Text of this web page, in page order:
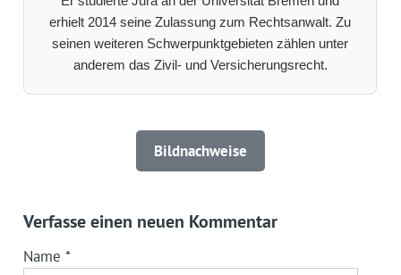
erhielt 2014 seine Zulassung zum Rechtsanwalt. Zu
seinen weiteren Schwerpunktgebieten zählen unter
anderem das Zivil- und Versicherungsrecht.
Bildnachweise
Verfasse einen neuen Kommentar
Name *